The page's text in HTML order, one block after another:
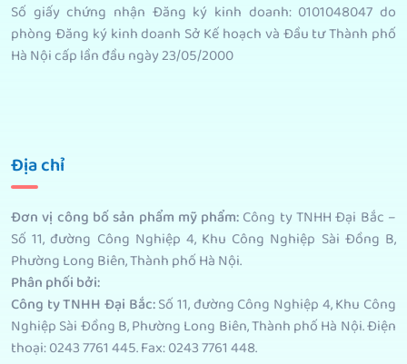
Số giấy chứng nhận Đăng ký kinh doanh: 0101048047 do
phòng Đăng ký kinh doanh Sở Kế hoạch và Đầu tư Thành phố
Hà Nội cấp lần đầu ngày 23/05/2000
Địa chỉ
Đơn vị công bố sản phẩm mỹ phẩm: Công ty TNHH Đại Bắc –
Số 11, đường Công Nghiệp 4, Khu Công Nghiệp Sài Đồng B,
Phường Long Biên, Thành phố Hà Nội.
Phân phối bởi:
Công ty TNHH Đại Bắc:Số 11, đường Công Nghiệp 4, Khu Công
Nghiệp Sài Đồng B, Phường Long Biên, Thành phố Hà Nội. Điện
thoại: 0243 7761 445. Fax: 0243 7761 448.